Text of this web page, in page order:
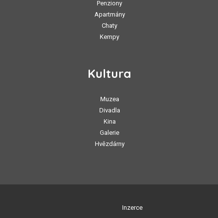
Penziony
Apartmány
Chaty
Kempy
Kultura
Muzea
Divadla
Kina
Galerie
Hvězdárny
Inzerce